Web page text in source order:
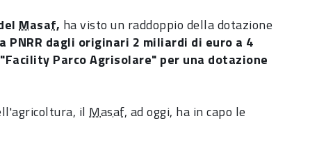
Masaf, ha visto un raddoppio della dotazione
dagli originari 2 miliardi di euro a 4
"Facility Parco Agrisolare" per una dotazione
ilMasaf, ad oggi, ha in capo le